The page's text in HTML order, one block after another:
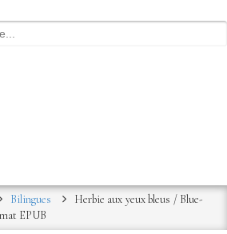
Bilingues
Herbie aux yeux bleus / Blue-
EPUB